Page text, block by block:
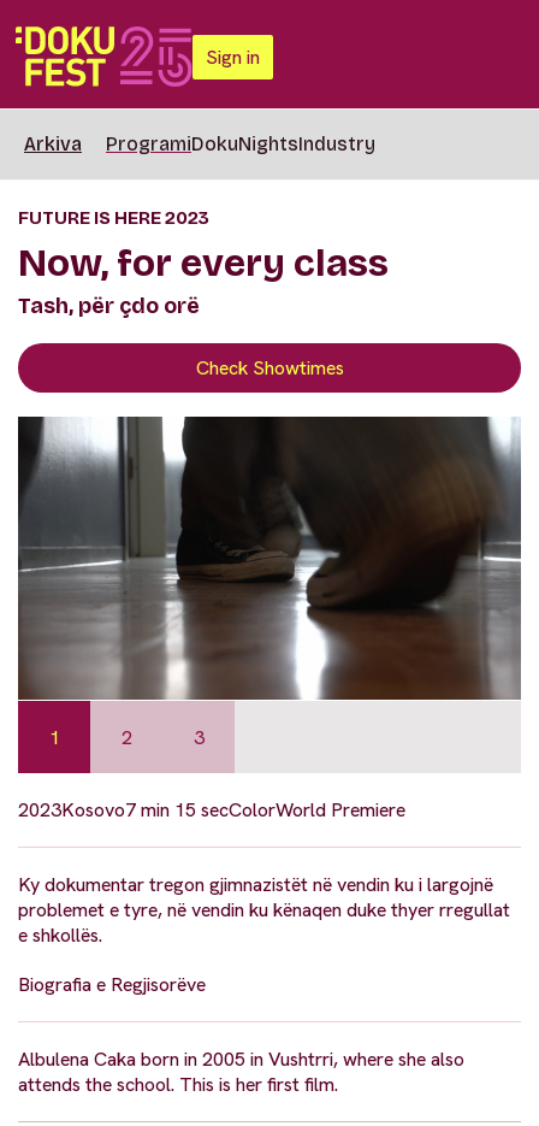
Sign in
Arkiva ProgramiDokuNightsIndustry
FUTURE IS HERE 2023
Now, for every class
Tash, për çdo orë
Check Showtimes
1 2 3
2023Kosovo7 min 15 secColorWorld Premiere
Ky dokumentar tregon gjimnazistët në vendin ku i largojnë
problemet e tyre, në vendin ku kënaqen duke thyer rregullat
e shkollës.
Biografia e Regjisorëve
Albulena Caka born in 2005 in Vushtrri, where she also
attends the school. This is her first film.